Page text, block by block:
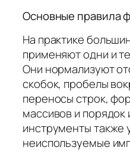
Основные правила
На практике
применяют одни и
Они нормализуют
скобок, пробелы
переносы строк,
массивов и
инструменты также
неиспользуемые